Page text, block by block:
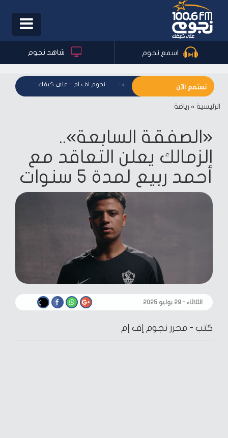
Toggle
اسمع نجوم شاهد نجوم
تستمع الآن - نجوم اف ام - على كيفك - نجوم اف ام - على كيفك نجوم
الرئيسية » رياضة
«الصفقة السابعة»..
الزمالك يعلن التعاقد مع
أحمد ربيع لمدة 5 سنوات
الثلاثاء - ٢٩ يوليو ٢٠٢٥
كتب - محرر نجوم إف إم